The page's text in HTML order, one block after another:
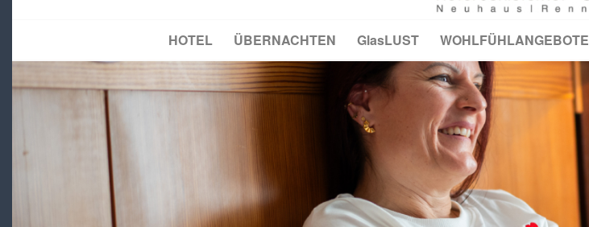
HOTEL ÜBERNACHTEN GlasLUST WOHLFÜHLANGEBOTE